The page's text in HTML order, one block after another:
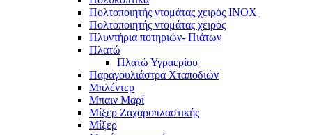
Πολτοποιητής ντομάτας χειρός ΙΝΟΧ
Πολτοποιητής ντομάτας χειρός
Πλυντήρια ποτηριών- Πιάτων
Πλατώ
Πλατώ Υγραερίου
Παραγουλιάστρα Χταποδιών
Μπλέντερ
Μπαιν Μαρί
Μίξερ Ζαχαροπλαστικής
Μίξερ